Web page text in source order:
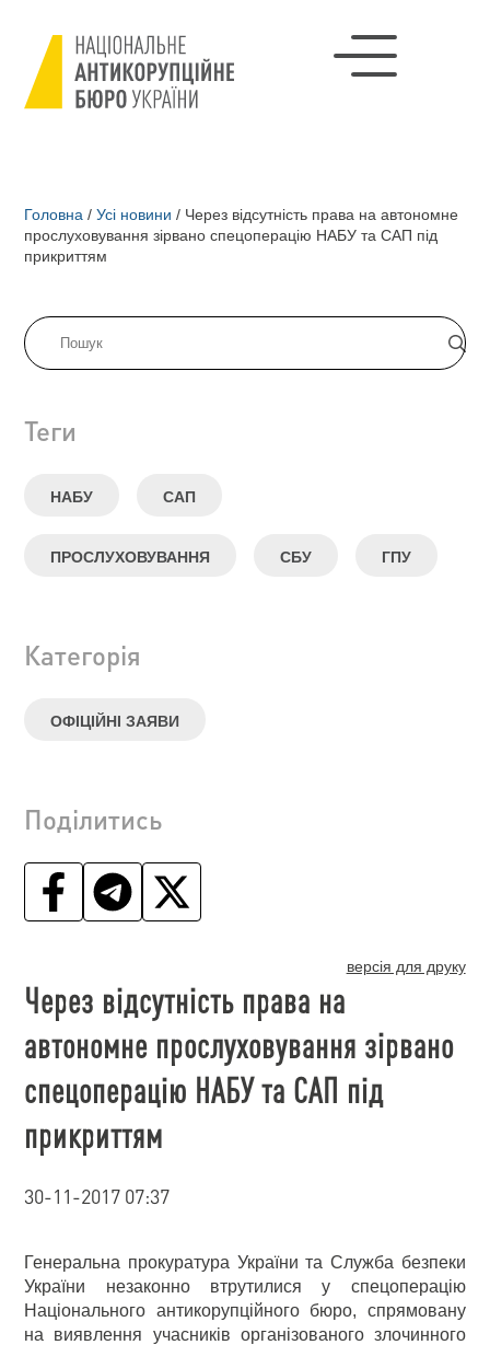
Головна / Усі новини / Через відсутність права на автономне
прослуховування зірвано спецоперацію НАБУ та САП під
прикриттям
Теги
НАБУ САП
ПРОСЛУХОВУВАННЯ СБУ ГПУ
Категорія
ОФІЦІЙНІ ЗАЯВИ
Поділитись
версія для друку
Через відсутність права на
автономне прослуховування зірвано
спецоперацію НАБУ та САП під
прикриттям
30-11-2017 07:37
Генеральна прокуратура України та Служба безпеки
України незаконно втрутилися у спецоперацію
Національного антикорупційного бюро, спрямовану
на виявлення учасників організованого злочинного